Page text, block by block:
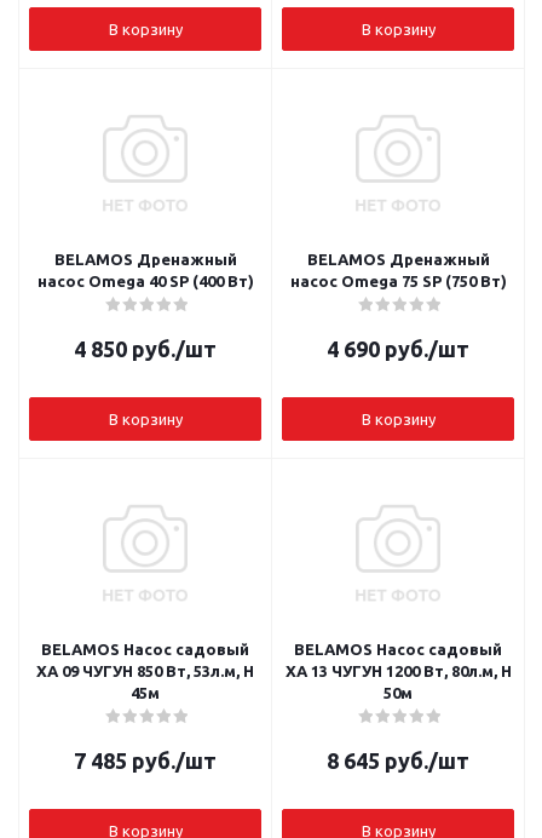
В корзину В корзину
BELAMOS Дренажный
насос Omega 40 SP (400 Вт)
4 850 руб./шт
В корзину
BELAMOS Дренажный
насос Omega 75 SP (750 Вт)
4 690 руб./шт
В корзину
BELAMOS Насос садовый
XA 09 ЧУГУН 850 Вт, 53л.м, Н
45м
7 485 руб./шт
В корзину
BELAMOS Насос садовый
XA 13 ЧУГУН 1200 Вт, 80л.м, Н
50м
8 645 руб./шт
В корзину